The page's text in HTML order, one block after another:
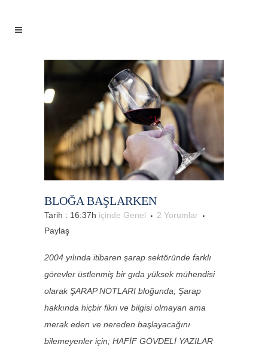
BLOĞA BAŞLARKEN
Tarih : 16:37h içinde Genel
2 Yorumlar
Paylaş
2004 yılında itibaren şarap sektöründe farklı
görevler üstlenmiş bir gıda yüksek mühendisi
olarak ŞARAP NOTLARI bloğunda; Şarap
hakkında hiçbir fikri ve bilgisi olmayan ama
merak eden ve nereden başlayacağını
bilemeyenler için; HAFİF GÖVDELİ YAZILAR